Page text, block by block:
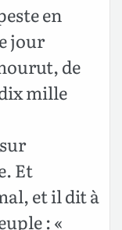
en
jour
de
mille
Et
et il dit à
: «